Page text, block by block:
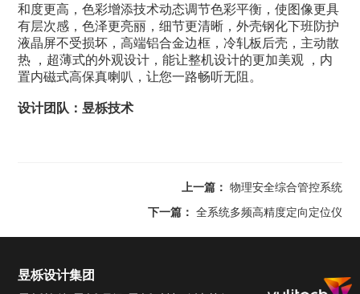
和度更高，色彩增添技术动态调节色彩平衡，使图像更具
有层次感，色泽更亮丽，细节更清晰，外壳钢化下班防护
液晶屏不受损坏，高端铝合金边框，冷轧板后壳，主动散
热 ，超薄式的外观设计，能让整机设计的更加美观 ，内
置内磁式高保真喇叭，让您一路畅听无阻。
设计团队：昱栎技术
上一篇： 物理安全综合管控系统
下一篇： 全系统多频高精度定向定位仪
昱栎设计集团